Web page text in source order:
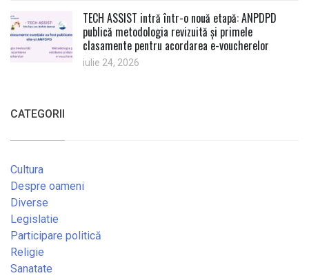
TECH ASSIST intră într-o nouă etapă: ANPDPD
publică metodologia revizuită și primele
clasamente pentru acordarea e-voucherelor
iulie 24, 2026
CATEGORII
Cultura
Despre oameni
Diverse
Legislatie
Participare politică
Religie
Sanatate